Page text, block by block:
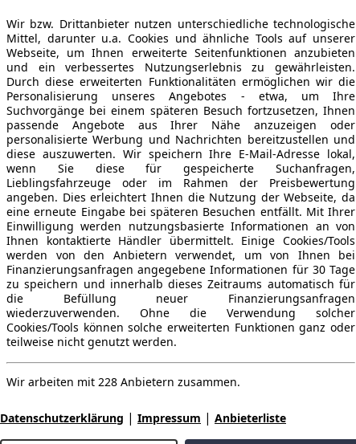
Wir bzw. Drittanbieter nutzen unterschiedliche technologische
Mittel, darunter u.a. Cookies und ähnliche Tools auf unserer
Webseite, um Ihnen erweiterte Seitenfunktionen anzubieten
und ein verbessertes Nutzungserlebnis zu gewährleisten.
Durch diese erweiterten Funktionalitäten ermöglichen wir die
Personalisierung unseres Angebotes - etwa, um Ihre
Suchvorgänge bei einem späteren Besuch fortzusetzen, Ihnen
passende Angebote aus Ihrer Nähe anzuzeigen oder
personalisierte Werbung und Nachrichten bereitzustellen und
diese auszuwerten. Wir speichern Ihre E-Mail-Adresse lokal,
wenn Sie diese für gespeicherte Suchanfragen,
Lieblingsfahrzeuge oder im Rahmen der Preisbewertung
angeben. Dies erleichtert Ihnen die Nutzung der Webseite, da
eine erneute Eingabe bei späteren Besuchen entfällt. Mit Ihrer
Einwilligung werden nutzungsbasierte Informationen an von
Ihnen kontaktierte Händler übermittelt. Einige Cookies/Tools
werden von den Anbietern verwendet, um von Ihnen bei
Finanzierungsanfragen angegebene Informationen für 30 Tage
zu speichern und innerhalb dieses Zeitraums automatisch für
die Befüllung neuer Finanzierungsanfragen
wiederzuverwenden. Ohne die Verwendung solcher
Cookies/Tools können solche erweiterten Funktionen ganz oder
teilweise nicht genutzt werden.
Wir arbeiten mit 228 Anbietern zusammen.
Datenschutzerklärung | Impressum | Anbieterliste